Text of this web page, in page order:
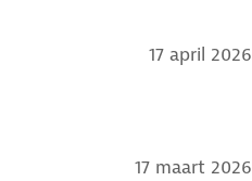
17 april 2026
17 maart 2026